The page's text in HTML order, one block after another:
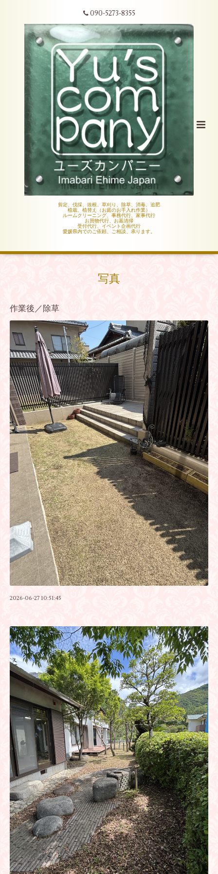
090-5273-8355
剪定、伐採、抜根、草刈り、除草、消毒、追肥
植栽、植替え（お庭のお手入れ作業）
ルームクリーニング、事務代行、家事代行
お買物代行、お墓清掃
受付代行、イベント企画代行
愛媛県内でのご依頼、ご相談、承ります。
写真
作業後／除草
2026-06-27 10:51:45